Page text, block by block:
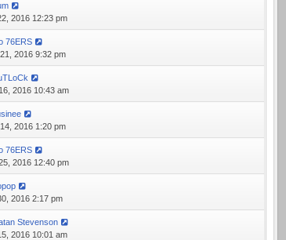
2016 12:23 pm
76ERS
2016 9:32 pm
2016 10:43 am
2016 1:20 pm
76ERS
2016 12:40 pm
2016 2:17 pm
Stevenson
2016 10:01 am